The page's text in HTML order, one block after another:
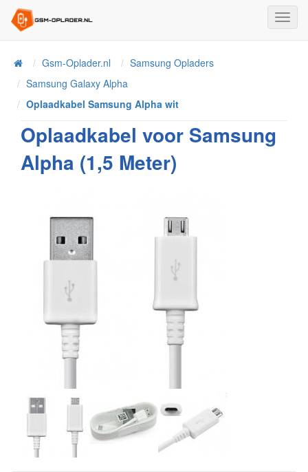
HomeGsm-Oplader.nl
Samsung Opladers
Samsung Galaxy Alpha
Oplaadkabel Samsung Alpha wit
Oplaadkabel voor Samsung
Alpha (1,5 Meter)